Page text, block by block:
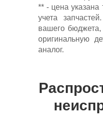
** - цена указана
учета
вашего
оригинальную
аналог.